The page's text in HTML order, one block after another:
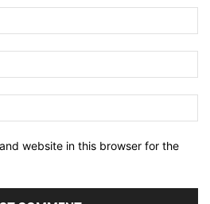
website in this browser for the